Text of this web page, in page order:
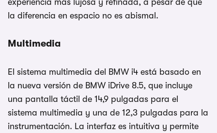
experiencia más lujosa y refinada, a pesar de que
la diferencia en espacio no es abismal.
Multimedia
El sistema multimedia del BMW i4 está basado en
la nueva versión de BMW iDrive 8.5, que incluye
una pantalla táctil de 14,9 pulgadas para el
sistema multimedia y una de 12,3 pulgadas para la
instrumentación. La interfaz es intuitiva y permite